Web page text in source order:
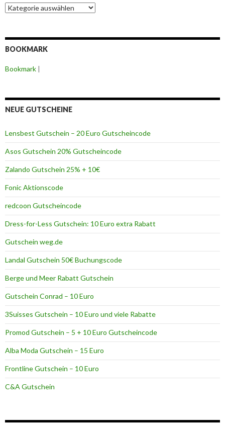
G
u
h
i
R
a
t
t
A
n
b
i
e
t
e
r
BOOKMARK
Bookmark |
NEUE GUTSCHEINE
Lensbest Gutschein – 20 Euro Gutscheincode
Asos Gutschein 20% Gutscheincode
Zalando Gutschein 25% + 10€
Fonic Aktionscode
redcoon Gutscheincode
Dress-for-Less Gutschein: 10 Euro extra Rabatt
Gutschein weg.de
Landal Gutschein 50€ Buchungscode
Berge und Meer Rabatt Gutschein
Gutschein Conrad – 10 Euro
3Suisses Gutschein – 10 Euro und viele Rabatte
Promod Gutschein – 5 + 10 Euro Gutscheincode
Alba Moda Gutschein – 15 Euro
Frontline Gutschein – 10 Euro
C&A Gutschein